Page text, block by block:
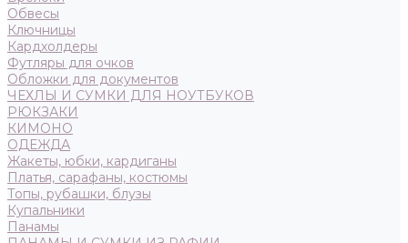
Обвесы
Ключницы
Кардхолдеры
Футляры для очков
Обложки для документов
ЧЕХЛЫ И СУМКИ ДЛЯ НОУТБУКОВ
РЮКЗАКИ
КИМОНО
ОДЕЖДА
Жакеты, юбки, кардиганы
Платья, сарафаны, костюмы
Топы, рубашки, блузы
Купальники
Панамы